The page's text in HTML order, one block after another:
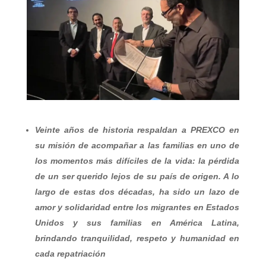
Veinte años de historia respaldan a PREXCO en
su misión de acompañar a las familias en uno de
los momentos más difíciles de la vida: la pérdida
de un ser querido lejos de su país de origen. A lo
largo de estas dos décadas, ha sido un lazo de
amor y solidaridad entre los migrantes en Estados
Unidos y sus familias en América Latina,
brindando tranquilidad, respeto y humanidad en
cada repatriación